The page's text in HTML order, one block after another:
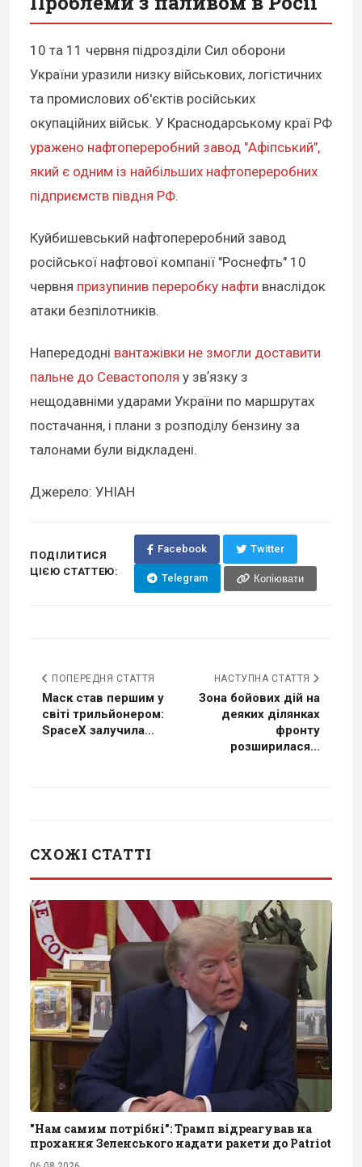
10 та 11 червня підрозділи Сил оборони
України уразили низку військових, логістичних
та промислових об'єктів російських
окупаційних військ. У Краснодарському краї РФ
уражено нафтопереробний завод "Афіпський",
який є одним із найбільших нафтопереробних
підприємств півдня РФ.
Куйбишевський нафтопереробний завод
російської нафтової компанії "Роснефть" 10
червня призупинив переробку нафти внаслідок
атаки безпілотників.
Напередодні вантажівки не змогли доставити
пальне до Севастополя у звʼязку з
нещодавніми ударами України по маршрутах
постачання, і плани з розподілу бензину за
талонами були відкладені.
Джерело: УНІАН
ПОДІЛИТИСЯ
ЦІЄЮ СТАТТЕЮ:
Facebook Twitter
Telegram Копіювати
ПОПЕРЕДНЯ СТАТТЯ
Маск став першим у
світі трильйонером:
SpaceX залучила...
НАСТУПНА СТАТТЯ
Зона бойових дій на
деяких ділянках
фронту
розширилася...
СХОЖІ СТАТТІ
"Нам самим потрібні": Трамп відреагував на
прохання Зеленського надати ракети до Patriot